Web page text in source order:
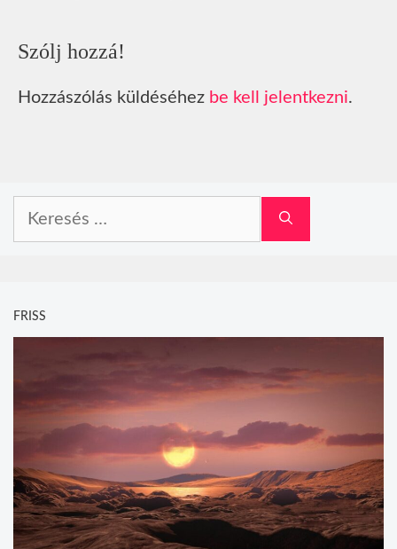
Szólj hozzá!
Hozzászólás küldéséhez be kell jelentkezni.
FRISS